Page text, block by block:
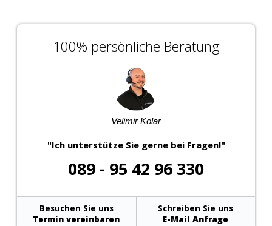
100% persönliche Beratung
Velimir Kolar
"Ich unterstütze Sie gerne bei Fragen!"
089 - 95 42 96 330
Besuchen Sie uns
Termin vereinbaren
Schreiben Sie uns
E-Mail Anfrage